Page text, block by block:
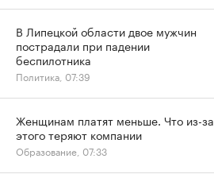
В Липецкой области двое мужчин
пострадали при падении
беспилотника
Политика, 07:39
Женщинам платят меньше. Что из-за
этого теряют компании
Образование, 07:33